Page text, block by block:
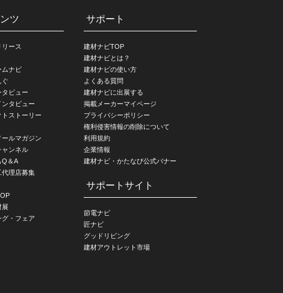
ツ
リース
ムナビ
ぐ
ビュー
ンタビュー
トストーリー
ルマガジン
ャンネル
Q＆A
代理店募集
展
グ・フェア
サポート
建材ナビTOP
建材ナビとは？
建材ナビの使い方
よくある質問
建材ナビに出展する
掲載メーカーマイページ
プライバシーポリシー
権利侵害情報の削除について
利用規約
企業情報
建材ナビ・かたなび公式バナー
サポートサイト
節電ナビ
匠ナビ
グッドリビング
建材アウトレット市場